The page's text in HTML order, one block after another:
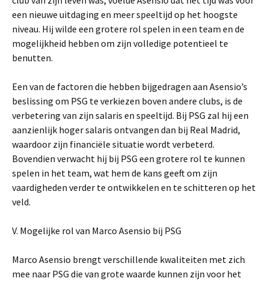
een nieuwe uitdaging en meer speeltijd op het hoogste
niveau. Hij wilde een grotere rol spelen in een team en de
mogelijkheid hebben om zijn volledige potentieel te
benutten.
Een van de factoren die hebben bijgedragen aan Asensio’s
beslissing om PSG te verkiezen boven andere clubs, is de
verbetering van zijn salaris en speeltijd. Bij PSG zal hij een
aanzienlijk hoger salaris ontvangen dan bij Real Madrid,
waardoor zijn financiële situatie wordt verbeterd.
Bovendien verwacht hij bij PSG een grotere rol te kunnen
spelen in het team, wat hem de kans geeft om zijn
vaardigheden verder te ontwikkelen en te schitteren op het
veld.
V. Mogelijke rol van Marco Asensio bij PSG
Marco Asensio brengt verschillende kwaliteiten met zich
mee naar PSG die van grote waarde kunnen zijn voor het